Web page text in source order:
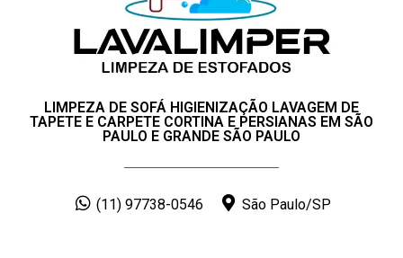
LIMPEZA DE SOFÁ HIGIENIZAÇÃO LAVAGEM DE
TAPETE E CARPETE CORTINA E PERSIANAS EM SÃO
PAULO E GRANDE SÃO PAULO
(11) 97738-0546 São Paulo/SP